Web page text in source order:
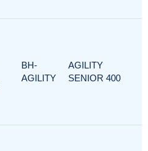
BH-
AGILITY
AGILITY
SENIOR 400